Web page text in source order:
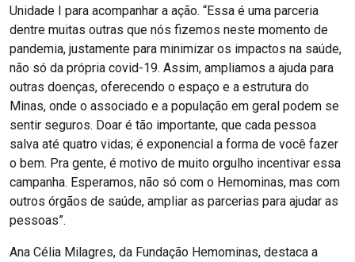
Unidade I para acompanhar a ação. “Essa é uma parceria
dentre muitas outras que nós fizemos neste momento de
pandemia, justamente para minimizar os impactos na saúde,
não só da própria covid-19. Assim, ampliamos a ajuda para
outras doenças, oferecendo o espaço e a estrutura do
Minas, onde o associado e a população em geral podem se
sentir seguros. Doar é tão importante, que cada pessoa
salva até quatro vidas; é exponencial a forma de você fazer
o bem. Pra gente, é motivo de muito orgulho incentivar essa
campanha. Esperamos, não só com o Hemominas, mas com
outros órgãos de saúde, ampliar as parcerias para ajudar as
pessoas”.
Ana Célia Milagres, da Fundação Hemominas, destaca a